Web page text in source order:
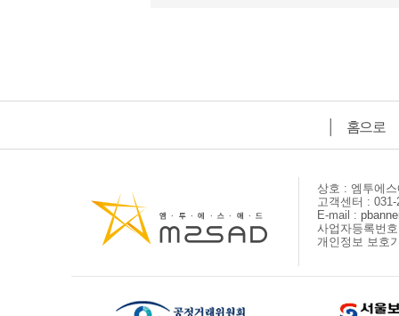
홈으로
상호 : 엠투에
고객센터 : 031-
E-mail :
사업자등록번
개인정보 보호